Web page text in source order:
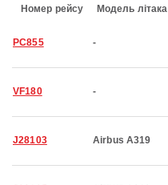
Номер рейсу Модель літака
PC855 -
VF180 -
J28103 Airbus A319